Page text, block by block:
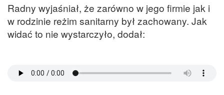
Radny wyjaśniał, że zarówno w jego firmie jak i
w rodzinie reżim sanitarny był zachowany. Jak
widać to nie wystarczyło, dodał: